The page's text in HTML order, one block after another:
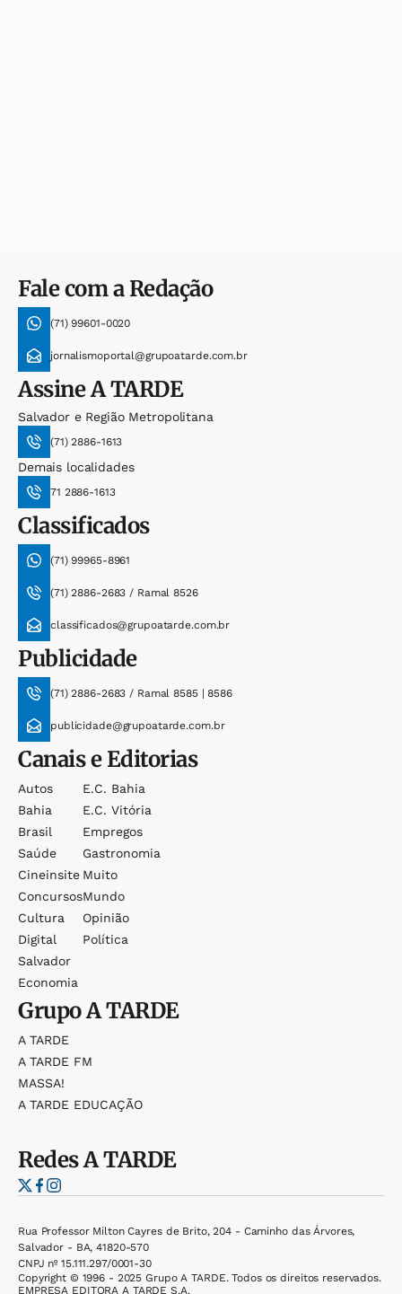
Fale com a Redação
(71) 99601-0020
jornalismoportal@grupoatarde.com.br
AssineA TARDE
Salvador e Região Metropolitana
(71) 2886-1613
Demais localidades
71 2886-1613
Classificados
(71) 99965-8961
(71) 2886-2683 / Ramal 8526
classificados@grupoatarde.com.br
Publicidade
(71) 2886-2683 / Ramal 8585 | 8586
publicidade@grupoatarde.com.br
Canais e Editorias
Autos
Bahia
Brasil
Saúde
Cineinsite
Concursos
Cultura
Digital
Salvador
Economia
E.c. Bahia
E.c. Vitória
Empregos
Gastronomia
Muito
Mundo
Opinião
Política
GrupoA TARDE
A TARDE
A TARDE FM
MASSA!
A TARDE EDUCAÇÃO
RedesA TARDE
Rua Professor Milton Cayres de Brito, 204 - Caminho das Árvores,
Salvador - BA, 41820-570
CNPJ nº 15.111.297/0001-30
Copyright © 1996 - 2025 Grupo A TARDE. Todos os direitos reservados.
EMPRESA EDITORA A TARDE S.A.